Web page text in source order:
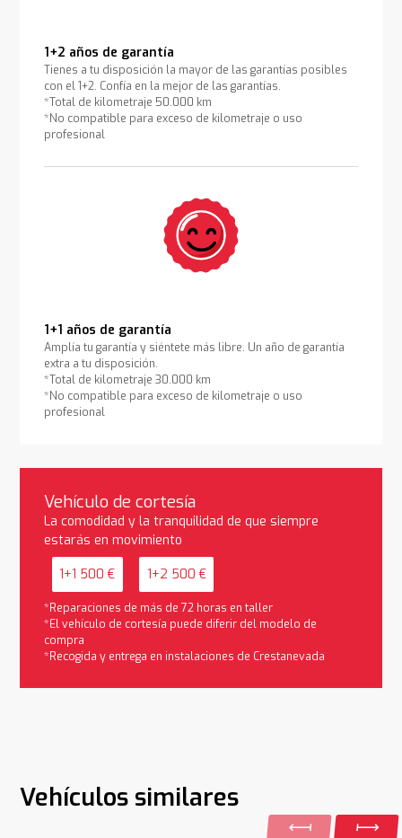
1+2 años de garantía
Tienes a tu disposición la mayor de las garantías posibles
con el 1+2. Confía en la mejor de las garantías.
*Total de kilometraje 50.000 km
*No compatible para exceso de kilometraje o uso
profesional
1+1 años de garantía
Amplía tu garantía y siéntete más libre. Un año de garantía
extra a tu disposición.
*Total de kilometraje 30.000 km
*No compatible para exceso de kilometraje o uso
profesional
Vehículo de cortesía
La comodidad y la tranquilidad de que siempre
estarás en movimiento
1+1 500 € 1+2 500 €
*Reparaciones de más de 72 horas en taller
*El vehículo de cortesía puede diferir del modelo de
compra
*Recogida y entrega en instalaciones de Crestanevada
Vehículos similares